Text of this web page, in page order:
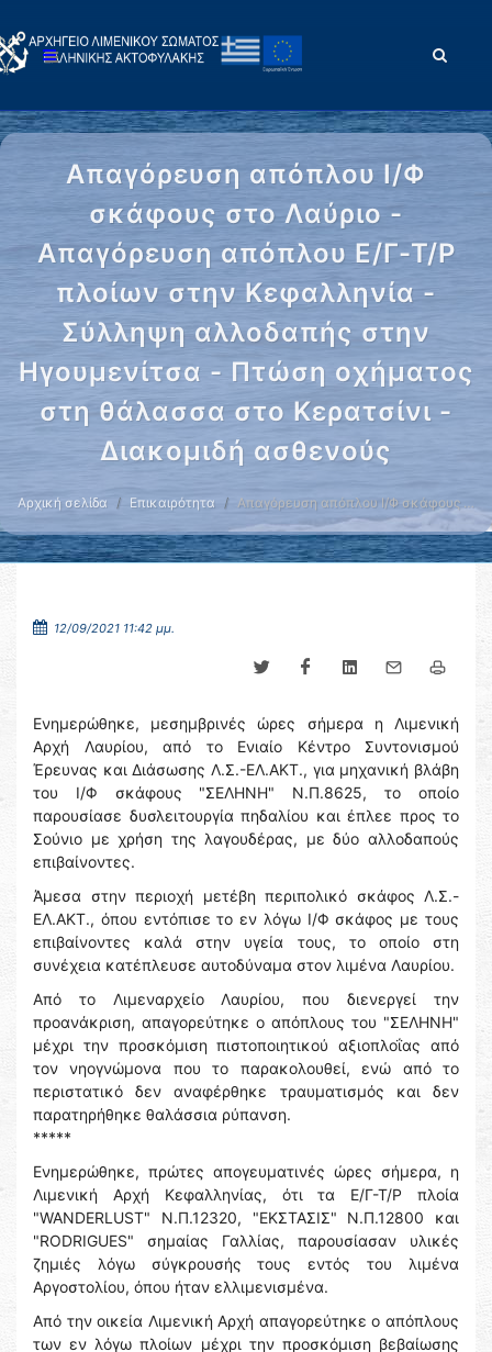
Απαγόρευση απόπλου Ι/Φ
σκάφους στο Λαύριο -
Απαγόρευση απόπλου Ε/Γ-Τ/Ρ
πλοίων στην Κεφαλληνία -
Σύλληψη αλλοδαπής στην
Ηγουμενίτσα - Πτώση οχήματος
στη θάλασσα στο Κερατσίνι -
Διακομιδή ασθενούς
Αρχική σελίδα Επικαιρότητα Απαγόρευση απόπλου Ι/Φ σκάφους …
12/09/2021 11:42 μμ.
Ενημερώθηκε, μεσημβρινές ώρες σήμερα η Λιμενική
Αρχή Λαυρίου, από το Ενιαίο Κέντρο Συντονισμού
Έρευνας και Διάσωσης Λ.Σ.-ΕΛ.ΑΚΤ., για μηχανική βλάβη
του Ι/Φ σκάφους "ΣΕΛΗΝΗ" Ν.Π.8625, το οποίο
παρουσίασε δυσλειτουργία πηδαλίου και έπλεε προς το
Σούνιο με χρήση της λαγουδέρας, με δύο αλλοδαπούς
επιβαίνοντες.
Άμεσα στην περιοχή μετέβη περιπολικό σκάφος Λ.Σ.-
ΕΛ.ΑΚΤ., όπου εντόπισε το εν λόγω Ι/Φ σκάφος με τους
επιβαίνοντες καλά στην υγεία τους, το οποίο στη
συνέχεια κατέπλευσε αυτοδύναμα στον λιμένα Λαυρίου.
Από το Λιμεναρχείο Λαυρίου, που διενεργεί την
προανάκριση, απαγορεύτηκε ο απόπλους του "ΣΕΛΗΝΗ"
μέχρι την προσκόμιση πιστοποιητικού αξιοπλοΐας από
τον νηογνώμονα που το παρακολουθεί, ενώ από το
περιστατικό δεν αναφέρθηκε τραυματισμός και δεν
παρατηρήθηκε θαλάσσια ρύπανση.
*****
Ενημερώθηκε, πρώτες απογευματινές ώρες σήμερα, η
Λιμενική Αρχή Κεφαλληνίας, ότι τα Ε/Γ-Τ/Ρ πλοία
"WANDERLUST" Ν.Π.12320, "ΕΚΣΤΑΣΙΣ" Ν.Π.12800 και
"RODRIGUES" σημαίας Γαλλίας, παρουσίασαν υλικές
ζημιές λόγω σύγκρουσής τους εντός του λιμένα
Αργοστολίου, όπου ήταν ελλιμενισμένα.
Από την οικεία Λιμενική Αρχή απαγορεύτηκε ο απόπλους
των εν λόγω πλοίων μέχρι την προσκόμιση βεβαίωσης